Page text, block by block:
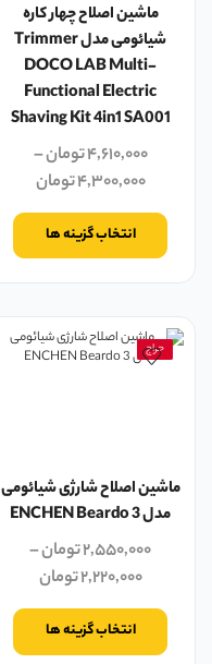
ماشین اصلاح چهار کاره
شیائومی مدل Trimmer
DOCO LAB Multi-
Functional Electric
Shaving Kit 4in1 SA001
۴,۶۱۰,۰۰۰تومان–
۴,۳۰۰,۰۰۰تومان
انتخاب گزینه ها
حراج
ماشین اصلاح شارژی شیائومی
مدل ENCHEN Beardo 3
۲,۵۵۰,۰۰۰تومان–
۲,۲۲۰,۰۰۰تومان
انتخاب گزینه ها